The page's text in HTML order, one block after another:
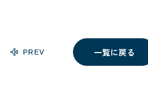
PREV 一覧に戻る